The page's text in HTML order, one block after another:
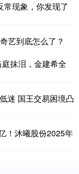
现象，你发现了
艺到底怎么了？
抹泪，金建希全
迷 国王交易困境凸
！沐曦股份2025年